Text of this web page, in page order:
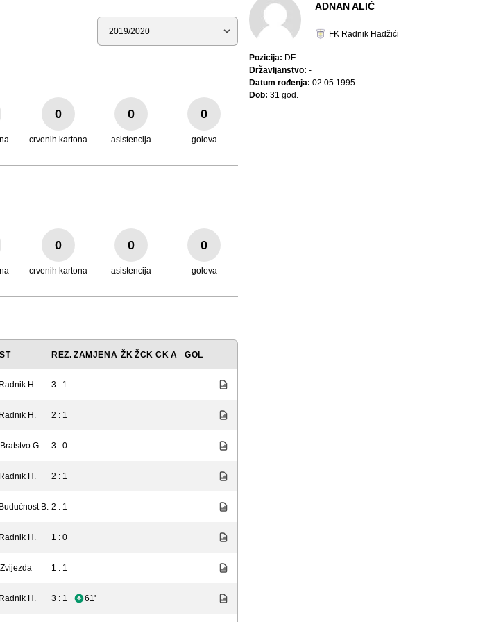
Sezona
0
crvenih kartona
0
asistencija
0
golova
0
crvenih kartona
0
asistencija
0
golova
REZ. ZAMJENA ŽK ŽCK CK A GOL
H. 3 : 1
H. 2 : 1
G. 3 : 0
H. 2 : 1
B. 2 : 1
H. 1 : 0
1 : 1
H. 3 : 1 61'
ADNAN ALIĆ
FK Radnik Hadžići
Pozicija: DF
Državljanstvo: -
Datum rođenja: 02.05.1995.
Dob: 31 god.